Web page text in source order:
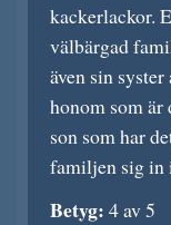
kackerlackor.
välbärgad
även sin
honom som
son som har
familjen sig in
Betyg: 4 av 5